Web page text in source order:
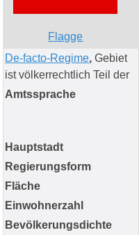
Flagge
De‑facto‑Regime,Gebiet
ist völkerrechtlich Teil der
Amtssprache
Hauptstadt
Regierungsform
Fläche
Einwohnerzahl
Bevölkerungsdichte